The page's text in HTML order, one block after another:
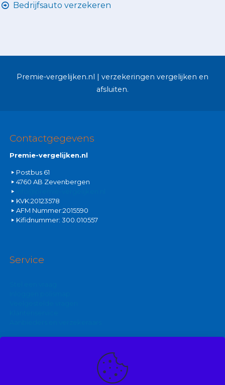
Bedrijfsauto verzekeren
Premie-vergelijken.nl | verzekeringen vergelijken en
afsluiten.
Contactgegevens
Premie-vergelijken.nl
Postbus 61
4760 AB Zevenbergen
KVK:20123578
AFM Nummer:2015590
Kifidnummer: 300.010557
Service